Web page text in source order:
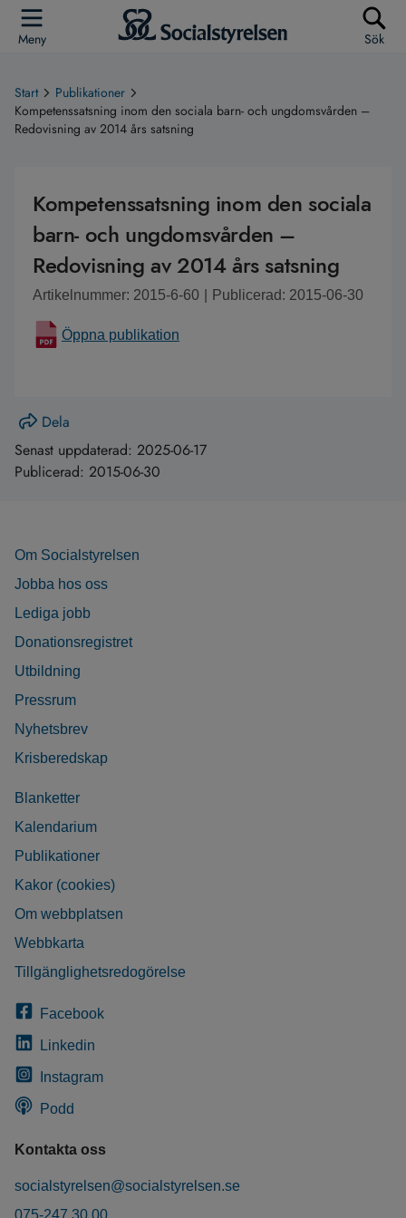
Meny Sök
Start
Publikationer
Kompetenssatsning inom den sociala barn- och ungdomsvården –
Redovisning av 2014 års satsning
Kompetenssatsning inom den sociala
barn- och ungdomsvården –
Redovisning av 2014 års satsning
Artikelnummer: 2015-6-60 Publicerad: 2015-06-30
Öppna publikation
Dela
Senast uppdaterad: 2025-06-17
Publicerad: 2015-06-30
Om Socialstyrelsen
Jobba hos oss
Lediga jobb
Donationsregistret
Utbildning
Pressrum
Nyhetsbrev
Krisberedskap
Blanketter
Kalendarium
Publikationer
Kakor (cookies)
Om webbplatsen
Webbkarta
Tillgänglighetsredogörelse
Facebook
Linkedin
Instagram
Podd
Kontakta oss
socialstyrelsen@socialstyrelsen.se
075-247 30 00